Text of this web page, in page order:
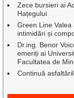
Zece bursieri ai
Hațegului
Green Line Valea
intimidări și
Dr.ing. Benor
emeriți ai
Facultatea de
Continuă